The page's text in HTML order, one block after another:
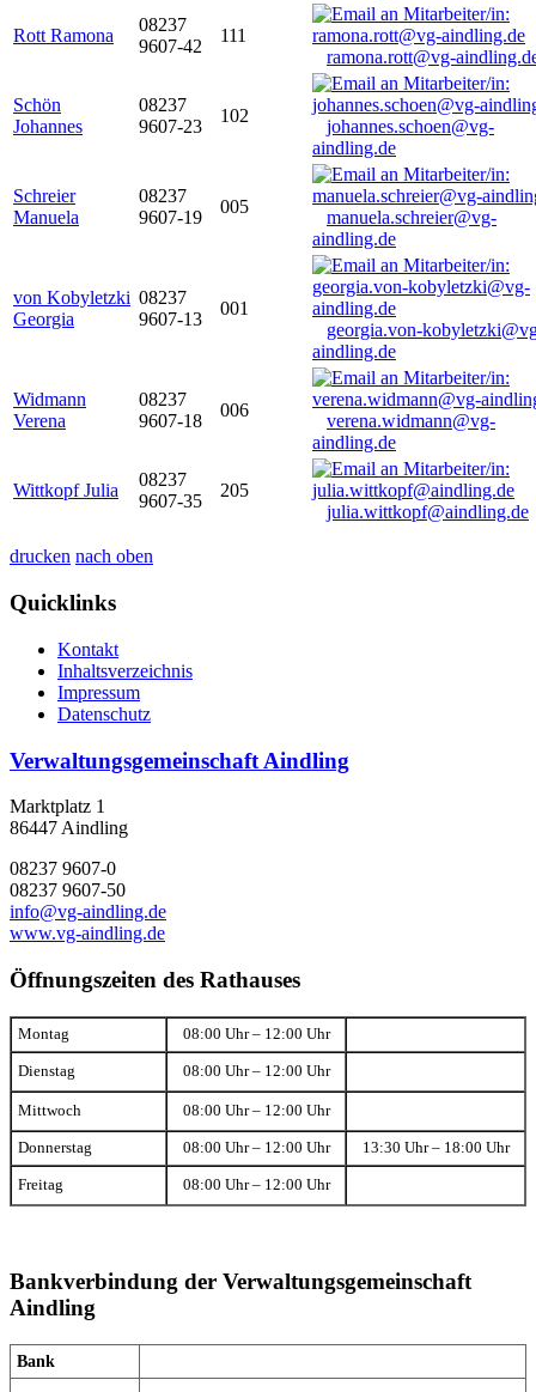
Rott Ramona
08237
9607-42
111
ramona.rott@vg-
Schön
Johannes
08237
9607-23
102
johannes.schoen@vg-
aindling.de
Schreier
Manuela
08237
9607-19
005
manuela.schreier@vg-
aindling.de
von Kobyletzki
Georgia
08237
9607-13
001
georgia.von-
aindling.de
Widmann
Verena
08237
9607-18
006
verena.widmann@vg-
aindling.de
Wittkopf Julia
08237
9607-35
205
julia.wittkopf@aindling.de
drucken nach oben
Quicklinks
Kontakt
Inhaltsverzeichnis
Impressum
Datenschutz
Verwaltungsgemeinschaft Aindling
Marktplatz 1
86447 Aindling
08237 9607-0
08237 9607-50
info@vg-aindling.de
www.vg-aindling.de
Öffnungszeiten des Rathauses
Montag 08:00 Uhr – 12:00 Uhr
Dienstag 08:00 Uhr – 12:00 Uhr
Mittwoch 08:00 Uhr – 12:00 Uhr
Donnerstag 08:00 Uhr – 12:00 Uhr 13:30 Uhr – 18:00 Uhr
Freitag 08:00 Uhr – 12:00 Uhr
Bankverbindung der Verwaltungsgemeinschaft
Aindling
Bank